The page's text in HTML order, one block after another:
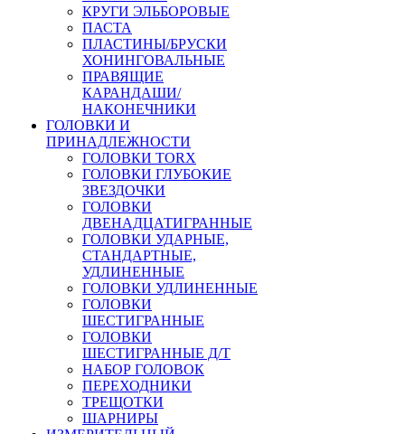
КРУГИ ЭЛЬБОРОВЫЕ
ПАСТА
ПЛАСТИНЫ/БРУСКИ
ХОНИНГОВАЛЬНЫЕ
ПРАВЯЩИЕ
КАРАНДАШИ/
НАКОНЕЧНИКИ
ГОЛОВКИ И
ПРИНАДЛЕЖНОСТИ
ГОЛОВКИ TORX
ГОЛОВКИ ГЛУБОКИЕ
ЗВЕЗДОЧКИ
ГОЛОВКИ
ДВЕНАДЦАТИГРАННЫЕ
ГОЛОВКИ УДАРНЫЕ,
СТАНДАРТНЫЕ,
УДЛИНЕННЫЕ
ГОЛОВКИ УДЛИНЕННЫЕ
ГОЛОВКИ
ШЕСТИГРАННЫЕ
ГОЛОВКИ
ШЕСТИГРАННЫЕ Д/Т
НАБОР ГОЛОВОК
ПЕРЕХОДНИКИ
ТРЕЩОТКИ
ШАРНИРЫ